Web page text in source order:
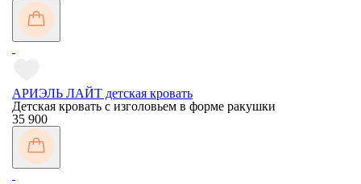
АРИЭЛЬ ЛАЙТ детская кровать
Детская кровать с изголовьем в форме ракушки
35 900